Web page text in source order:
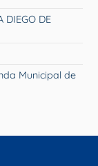
DIEGO DE
Municipal de